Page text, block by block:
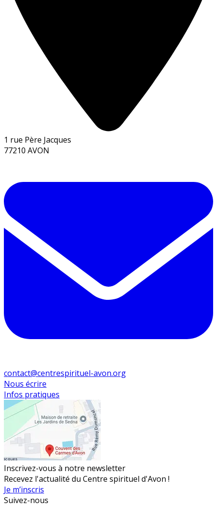
1 rue Père Jacques
77210 AVON
contact@centrespirituel-avon.org
Nous écrire
Infos pratiques
Inscrivez-vous à notre newsletter
Recevez l'actualité du Centre spirituel d'Avon !
Je m’inscris
Suivez-nous